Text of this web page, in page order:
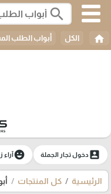
search
home الكل أبواب الطلب
account_boxدخول تجار الجملة emoji_emotionsآراء
الرئيسية كل المنتجات